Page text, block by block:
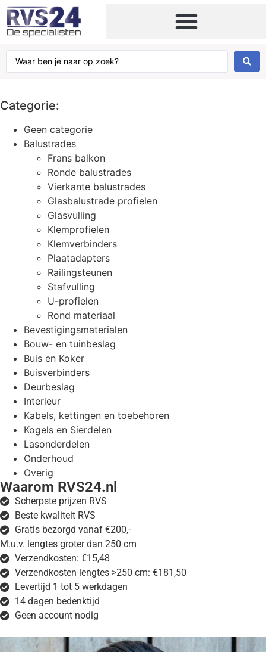
Categorie:
Geen categorie
Balustrades
Frans balkon
Ronde balustrades
Vierkante balustrades
Glasbalustrade profielen
Glasvulling
Klemprofielen
Klemverbinders
Plaatadapters
Railingsteunen
Stafvulling
U-profielen
Rond materiaal
Bevestigingsmaterialen
Bouw- en tuinbeslag
Buis en Koker
Buisverbinders
Deurbeslag
Interieur
Kabels, kettingen en toebehoren
Kogels en Sierdelen
Lasonderdelen
Onderhoud
Overig
Waarom RVS24.nl
Scherpste prijzen RVS
Beste kwaliteit RVS
Gratis bezorgd vanaf €200,-
M.u.v. lengtes groter dan 250 cm
Verzendkosten: €15,48
Verzendkosten lengtes >250 cm: €181,50
Levertijd 1 tot 5 werkdagen
14 dagen bedenktijd
Geen account nodig